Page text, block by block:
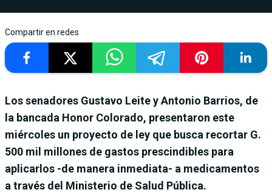
Compartir en redes
Los senadores Gustavo Leite y Antonio Barrios, de
la bancada Honor Colorado, presentaron este
miércoles un proyecto de ley que busca recortar G.
500 mil millones de gastos prescindibles para
aplicarlos -de manera inmediata- a medicamentos
a través del Ministerio de Salud Pública.